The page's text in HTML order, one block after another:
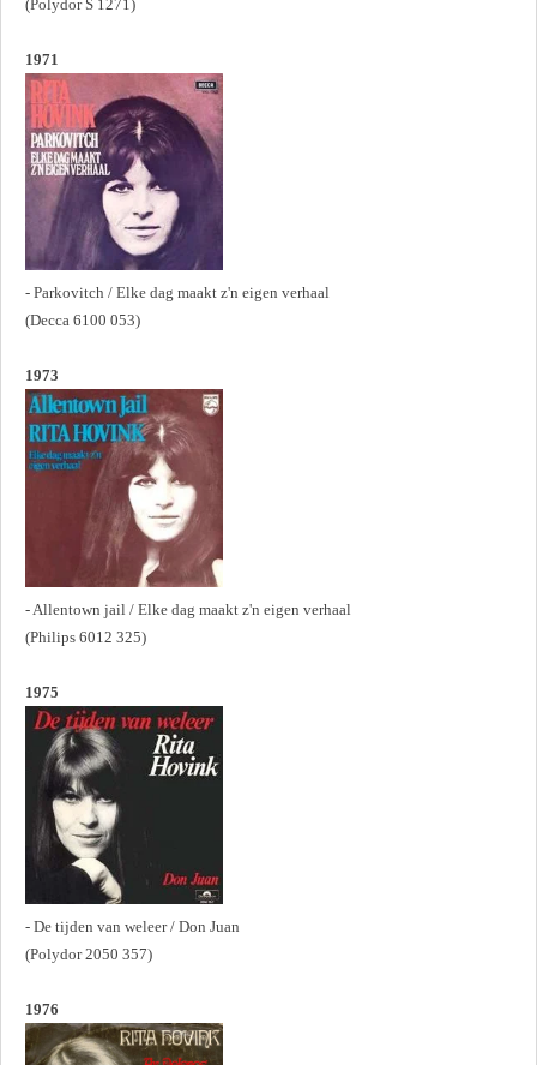
(Polydor S 1271)
1971
- Parkovitch / Elke dag maakt z'n eigen verhaal
(Decca 6100 053)
1973
- Allentown jail / Elke dag maakt z'n eigen verhaal
(Philips 6012 325)
1975
- De tijden van weleer / Don Juan
(Polydor 2050 357)
1976